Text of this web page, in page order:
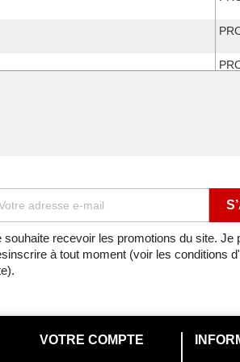
2000
de 2000
souhaite recevoir les promotions du site. Je
à tout moment (voir les conditions
VOTRE COMPTE